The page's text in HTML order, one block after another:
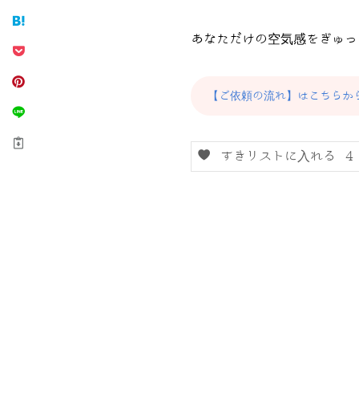
あなただけの空気感をぎゅ
【ご依頼の流れ】はこちらか
すきリストに入れる 4